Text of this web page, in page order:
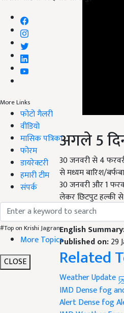
More Links
फोटो गैलरी
वीडियो
मासिक पत्रिका
फोरम
डायरेक्टरी
हमारी टीम
संपर्क
#Top on Krishi Jagran
More Topics
CLOSE
अगले 5
30 जनवरी से 4
से मध्यम बारिश/
30 जनवरी और 1
लेकर छिटपुट हल्की से
और छत्तीसगढ़ में
English
Published on:29
Related
Weather Update
IMD Dense fog and
Alert Dense fog
IMD Weather